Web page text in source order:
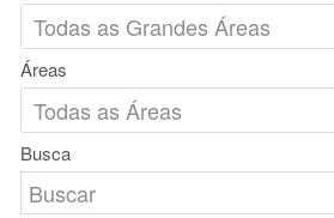
Áreas
Busca